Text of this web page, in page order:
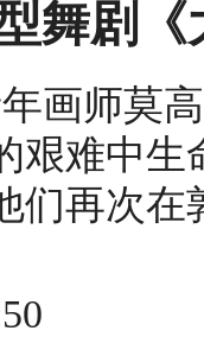
舞剧
画师莫
艰难中
们再次